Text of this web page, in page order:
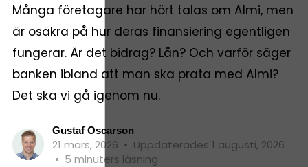
Många företagare har hört talas om Almi, men
är osäkra på hur deras finansiering egentligen
fungerar. Är det bidrag? Lån? Och varför säger
banken ibland att man ska prata med Almi?
Det ska vi gå igenom nu.
Gustaf Oscarson
21 mars, 2026 • Uppdaterades 1 augusti, 2026
• 5 minuters läsning